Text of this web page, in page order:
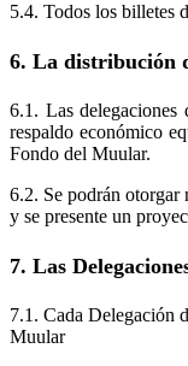
5.4. Todos los billetes
6. La distribución
6.1. Las delegaciones
respaldo económico
Fondo del Muular.
6.2. Se podrán otorgar
y se presente un
7. Las
7.1. Cada Delegación
Muular